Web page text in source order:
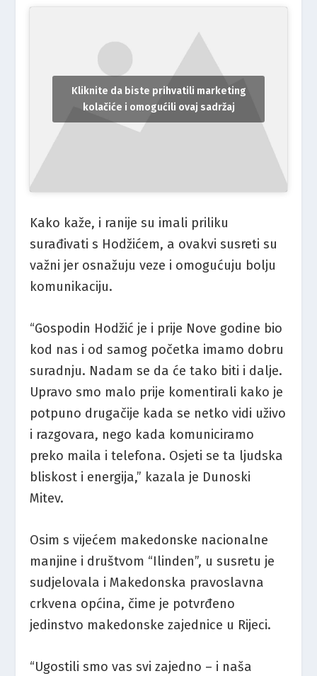
Kliknite da biste prihvatili marketing
kolačiće i omogućili ovaj sadržaj
Kako kaže, i ranije su imali priliku
surađivati s Hodžićem, a ovakvi susreti su
važni jer osnažuju veze i omogućuju bolju
komunikaciju.
“Gospodin Hodžić je i prije Nove godine bio
kod nas i od samog početka imamo dobru
suradnju. Nadam se da će tako biti i dalje.
Upravo smo malo prije komentirali kako je
potpuno drugačije kada se netko vidi uživo
i razgovara, nego kada komuniciramo
preko maila i telefona. Osjeti se ta ljudska
bliskost i energija,” kazala je Dunoski
Mitev.
Osim s vijećem makedonske nacionalne
manjine i društvom “Ilinden”, u susretu je
sudjelovala i Makedonska pravoslavna
crkvena općina, čime je potvrđeno
jedinstvo makedonske zajednice u Rijeci.
“Ugostili smo vas svi zajedno – i naša